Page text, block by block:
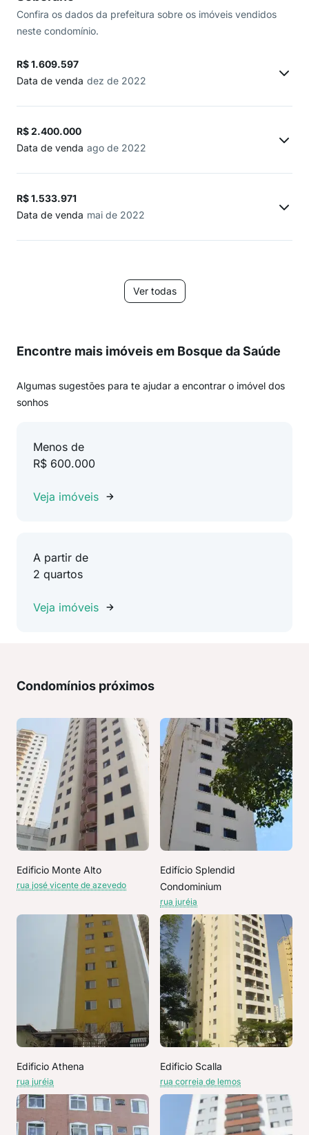
Confira os dados da prefeitura sobre os imóveis vendidos
neste condomínio.
R$ 1.609.597
Data de venda dez de 2022
R$ 2.400.000
Data de venda ago de 2022
R$ 1.533.971
Data de venda mai de 2022
Ver todas
Encontre mais imóveis em Bosque da Saúde
Algumas sugestões para te ajudar a encontrar o imóvel dos
sonhos
Menos de
R$ 600.000
Veja imóveis
A partir de
2 quartos
Veja imóveis
Condomínios próximos
Edificio Monte Alto
rua josé vicente de azevedo
Edifício Splendid
Condominium
rua juréia
Edificio Athena
rua juréia
Edificio Scalla
rua correia de lemos